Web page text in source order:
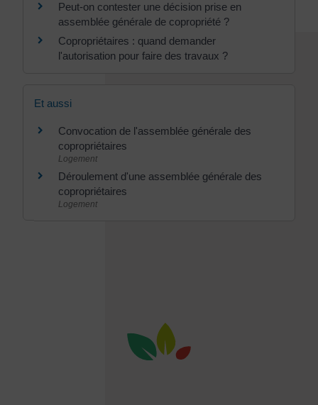
Peut-on contester une décision prise en
assemblée générale de copropriété ?
Copropriétaires : quand demander
l'autorisation pour faire des travaux ?
Et aussi
Convocation de l'assemblée générale des
copropriétaires
Logement
Déroulement d'une assemblée générale des
copropriétaires
Logement